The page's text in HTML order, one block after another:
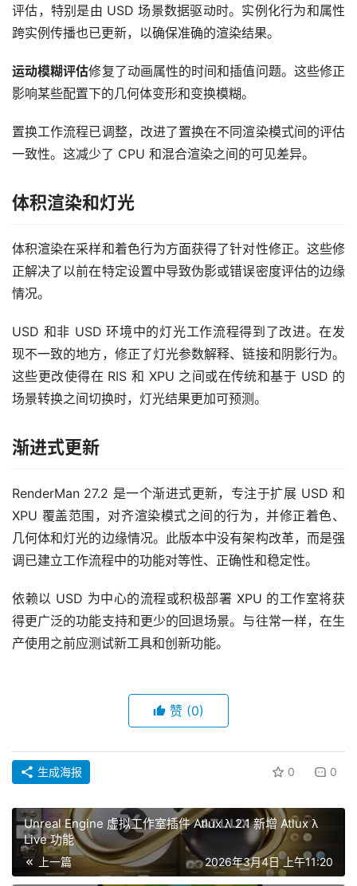
评估，特别是由 USD 场景数据驱动时。实例化行为和属性
跨实例传播也已更新，以确保准确的渲染结果。
运动模糊评估修复了动画属性的时间和插值问题。这些修正
影响某些配置下的几何体变形和变换模糊。
置换工作流程已调整，改进了置换在不同渲染模式间的评估
一致性。这减少了 CPU 和混合渲染之间的可见差异。
体积渲染和灯光
体积渲染在采样和着色行为方面获得了针对性修正。这些修
正解决了以前在特定设置中导致伪影或错误密度评估的边缘
情况。
USD 和非 USD 环境中的灯光工作流程得到了改进。在发
现不一致的地方，修正了灯光参数解释、链接和阴影行为。
这些更改使得在 RIS 和 XPU 之间或在传统和基于 USD 的
场景转换之间切换时，灯光结果更加可预测。
渐进式更新
RenderMan 27.2 是一个渐进式更新，专注于扩展 USD 和
XPU 覆盖范围，对齐渲染模式之间的行为，并修正着色、
几何体和灯光的边缘情况。此版本中没有架构改革，而是强
调已建立工作流程中的功能对等性、正确性和稳定性。
依赖以 USD 为中心的流程或积极部署 XPU 的工作室将获
得更广泛的功能支持和更少的回退场景。与往常一样，在生
产使用之前应测试新工具和创新功能。
赞 (0)
生成海报 0 0
Unreal Engine 虚拟工作室插件 Atlux λ 2.1 新增 Atlux λ
Live 功能
上一篇 2026年3月4日 上午11:20